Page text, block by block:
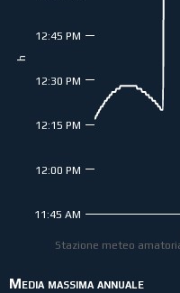
h
11:45 AM
12:00 PM
12:15 PM
12:30 PM
12:45 PM
Stazione meteo
Media massima annuale